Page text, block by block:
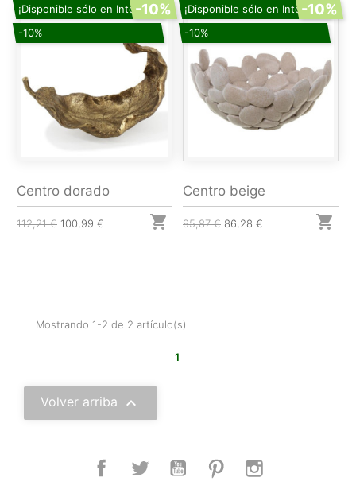
¡Disponible sólo en Internet!
-10%
-10%
Centro dorado
112,21 € 100,99 € 
¡Disponible sólo en Internet!
-10%
-10%
Centro beige
95,87 € 86,28 € 
Mostrando 1-2 de 2 artículo(s)
1
Volver arriba 
FacebookTwitter YouTube Pinterest